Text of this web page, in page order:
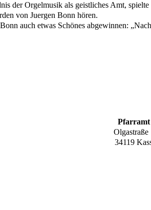
der Orgelmusik als geistliches Amt,
von Juergen Bonn hören.
auch etwas Schönes abgewinnen:
Olgastraße
34119